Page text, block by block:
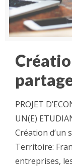
PROJET
UN(E)
Création d’un
Territoire:
entreprises,